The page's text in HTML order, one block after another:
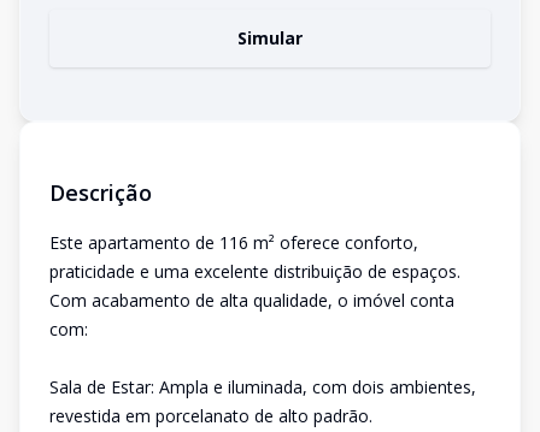
Simular
Descrição
Este apartamento de 116 m² oferece conforto,
praticidade e uma excelente distribuição de espaços.
Com acabamento de alta qualidade, o imóvel conta
com:
Sala de Estar: Ampla e iluminada, com dois ambientes,
revestida em porcelanato de alto padrão.